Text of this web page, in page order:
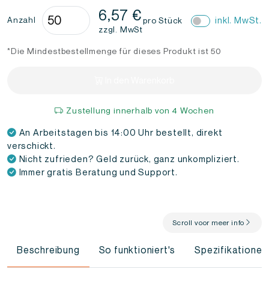
Anzahl
NFC-
Aufkleber
Epoxy
Design
Menge
6,57 €
zzgl. MwSt
pro Stück inkl. MwSt.
*Die Mindestbestellmenge für dieses Produkt ist 50
Zustellung innerhalb von 4 Wochen
An Arbeitstagen bis 14:00 Uhr bestellt, direkt
verschickt.
Nicht zufrieden? Geld zurück, ganz unkompliziert.
Immer gratis Beratung und Support.
Scroll voor meer info
Beschreibung So funktioniert's Spezifikationen